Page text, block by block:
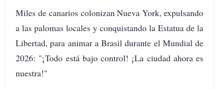
Miles de canarios colonizan Nueva York, expulsando
a las palomas locales y conquistando la Estatua de la
Libertad, para animar a Brasil durante el Mundial de
2026: "¡Todo está bajo control! ¡La ciudad ahora es
nuestra!"